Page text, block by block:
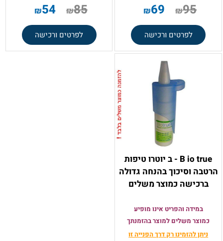
₪95
₪69
לפרטים ורכישה
₪85
₪54
לפרטים ורכישה
B io true - ב יוטרו טיפות
הרטבה וסיכוך בהנחה גדולה
ברכישה כמוצר משלים
במידה והפריט אינו מופיע
כמוצר משלים למוצר בהזמנתך
ניתן להזמינו רק דרך הפנייה זו